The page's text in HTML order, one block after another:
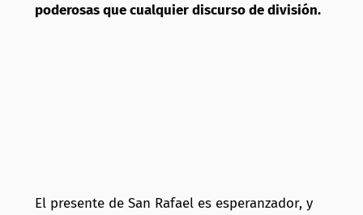
poderosas que cualquier discurso de división.
El presente de San Rafael es esperanzador, y